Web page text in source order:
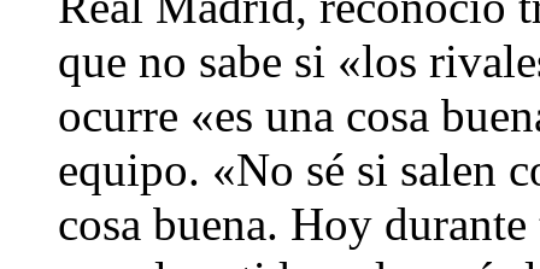
que no sabe si «los
ocurre «es una cosa
equipo. «No sé si salen
cosa buena. Hoy